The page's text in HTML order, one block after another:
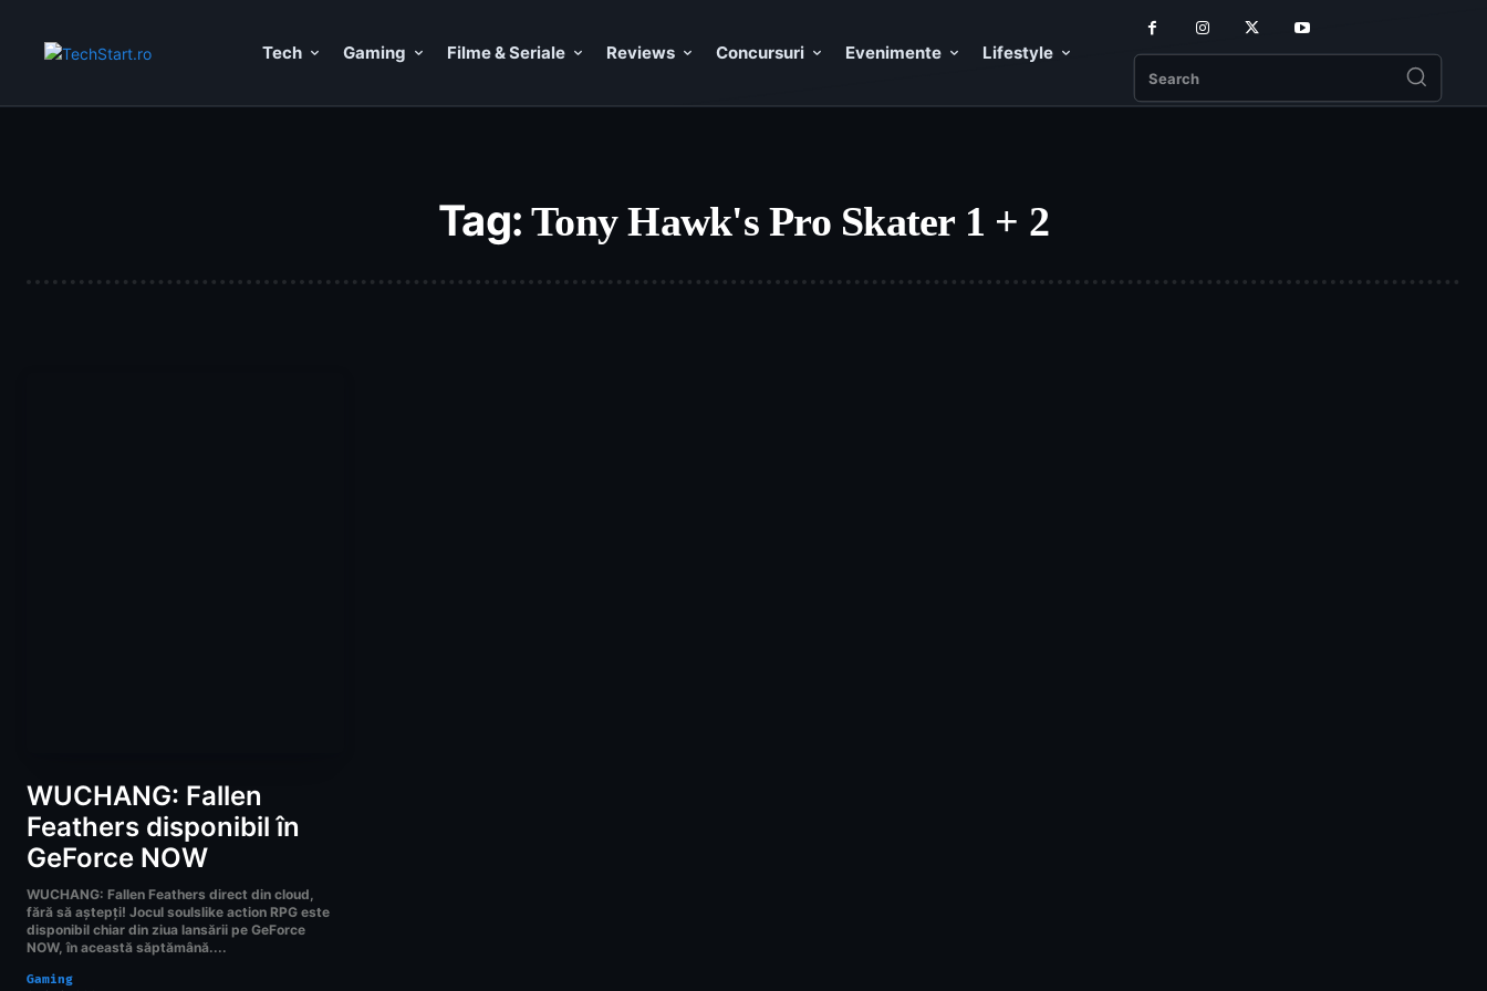
Tech Gaming Filme & Seriale Reviews Concursuri Evenimente Lifestyle
Search
Tag:Tony Hawk's Pro Skater 1 + 2
WUCHANG: Fallen
Feathers disponibil în
GeForce NOW
WUCHANG: Fallen Feathers direct din cloud,
fără să aștepți! Jocul soulslike action RPG este
disponibil chiar din ziua lansării pe GeForce
NOW, în această săptămână....
Gaming